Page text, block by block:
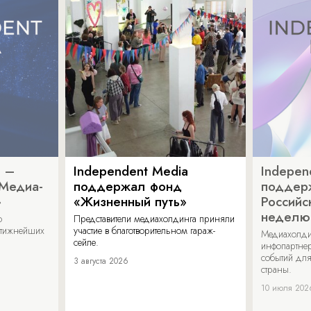
–
Independent Media
поддержал фонд
«Жизненный путь»
Представители медиахолдинга приняли
участие в благотворительном гараж-
сейле.
3 августа 2026
неделю
событий
страны.
10 июля